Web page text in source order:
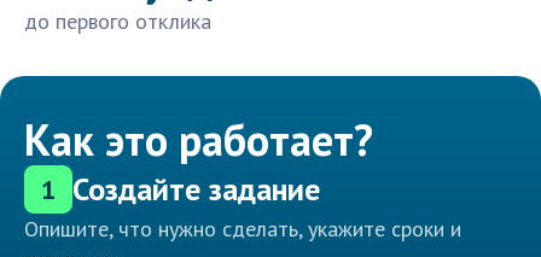
до первого отклика
Как это работает?
1 Создайте задание
Опишите, что нужно сделать, укажите сроки и